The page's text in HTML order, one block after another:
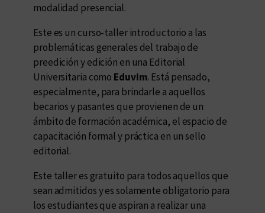
modalidad presencial.
Este es un curso-taller introductorio a las
problemáticas generales del trabajo de
preedición y edición en una Editorial
Universitaria como Eduvim. Está pensado,
especialmente, para brindarle a aquellos
becarios y pasantes que provienen de un
ámbito de formación académica, el espacio de
capacitación formal y práctica en un sello
editorial.
Este taller es gratuito para todos aquellos que
sean admitidos y es solamente obligatorio para
los estudiantes que aspiran a realizar una